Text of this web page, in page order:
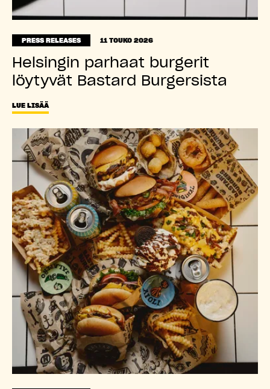
PRESS RELEASES 11 TOUKO 2026
Helsingin parhaat burgerit
löytyvät Bastard Burgersista
LUE LISÄÄ